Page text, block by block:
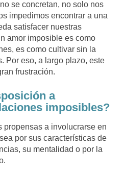
se concretan, no solo nos
impedimos encontrar a una
satisfacer nuestras
amor imposible es como
es como cultivar sin la
Por eso, a largo plazo, este
frustración.
a
imposibles?
propensas a involucrarse en
por sus características de
su mentalidad o por la